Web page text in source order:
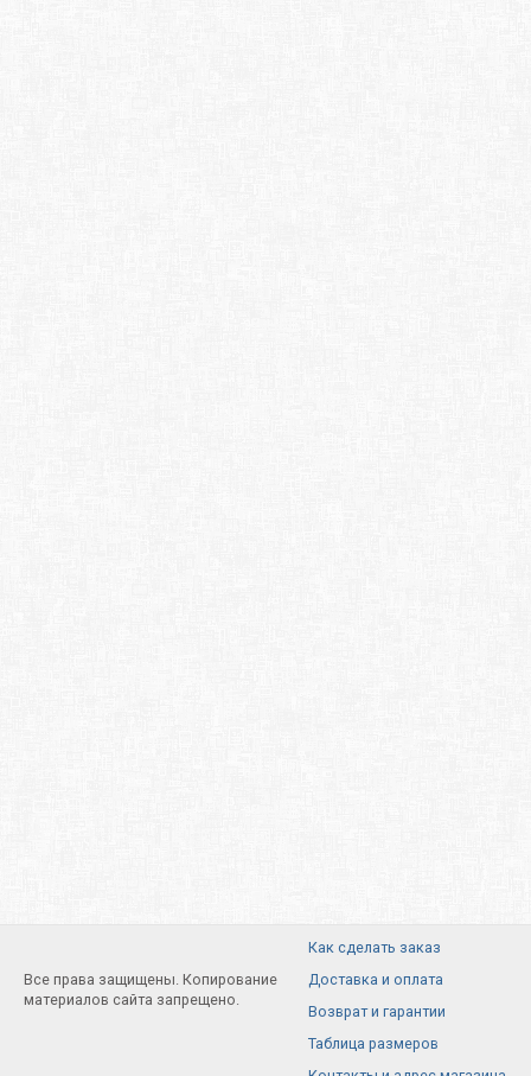
Все права защищены. Копирование
материалов сайта запрещено.
Как сделать заказ
Доставка и оплата
Возврат и гарантии
Таблица размеров